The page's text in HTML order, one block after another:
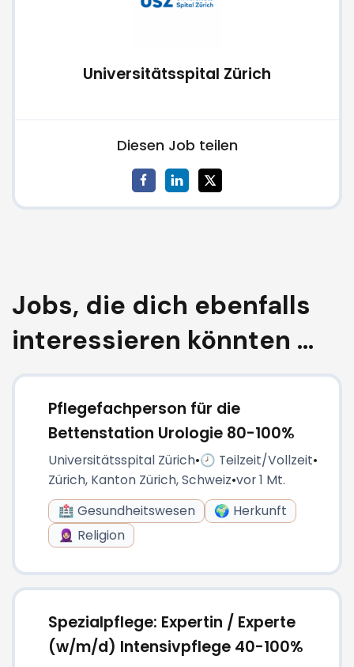
Universitätsspital Zürich
Diesen Job teilen
Jobs, die dich ebenfalls
interessieren könnten ...
Pflegefachperson für die
Bettenstation Urologie 80-100%
Universitätsspital Zürich•🕗 Teilzeit/Vollzeit•
Zürich, Kanton Zürich, Schweiz•vor 1 Mt.
🏥 Gesundheitswesen
🌍 Herkunft
🧕🏼 Religion
Spezialpflege: Expertin / Experte
(w/m/d) Intensivpflege 40-100%